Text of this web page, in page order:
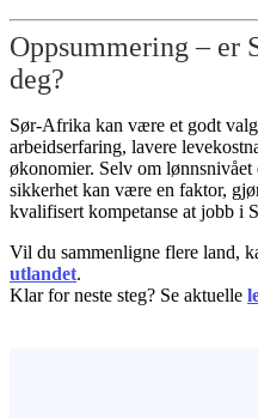
Oppsummering –
deg?
Sør-Afrika kan være et godt
arbeidserfaring, lavere
økonomier. Selv om
sikkerhet kan være en faktor,
kvalifisert kompetanse at jobb i
Vil du sammenligne flere land,
utlandet.
Klar for neste steg? Se aktuelle